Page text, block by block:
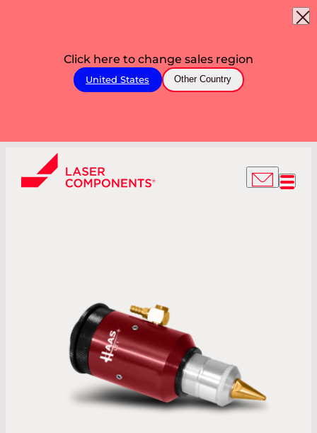
Click here to change sales region
United States Other Country